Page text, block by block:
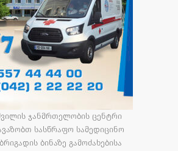
ჯანმრთელობის ცენტრი
სასწრაფო სამედიცინო
ბინაზე გამოძახებისა